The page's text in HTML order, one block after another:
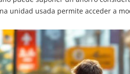
unidad usada permite acceder a